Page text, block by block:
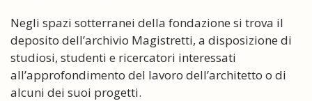
Negli spazi sotterranei della fondazione si trova il
deposito dell’archivio Magistretti, a disposizione di
studiosi, studenti e ricercatori interessati
all’approfondimento del lavoro dell’architetto o di
alcuni dei suoi progetti.